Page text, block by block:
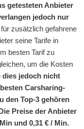
getesteten Anbieter
jedoch nur
zusätzlich gefahrene
seine Tarife in
besten Tarif zu
um die Kosten
dies jedoch nicht
Carsharing-
den Top-3 gehören
Preise der Anbieter
und 0,31 € / Min.